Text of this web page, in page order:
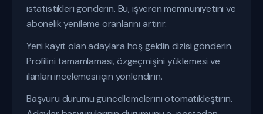
istatistikleri gönderin. Bu, işveren memnuniyetini ve
abonelik yenileme oranlarını artırır.
Yeni kayıt olan adaylara hoş geldin dizisi gönderin.
Profilini tamamlaması, özgeçmişini yüklemesi ve
ilanları incelemesi için yönlendirin.
Başvuru durumu güncellemelerini otomatikleştirin.